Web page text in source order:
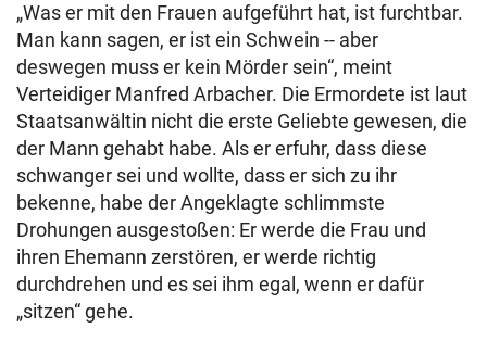
„Was er mit den Frauen aufgeführt hat, ist furchtbar.
Man kann sagen, er ist ein Schwein -- aber
deswegen muss er kein Mörder sein“, meint
Verteidiger Manfred Arbacher. Die Ermordete ist laut
Staatsanwältin nicht die erste Geliebte gewesen, die
der Mann gehabt habe. Als er erfuhr, dass diese
schwanger sei und wollte, dass er sich zu ihr
bekenne, habe der Angeklagte schlimmste
Drohungen ausgestoßen: Er werde die Frau und
ihren Ehemann zerstören, er werde richtig
durchdrehen und es sei ihm egal, wenn er dafür
„sitzen“ gehe.